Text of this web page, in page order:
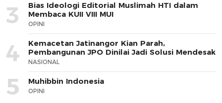
3
Bias Ideologi Editorial Muslimah HTI dalam
Membaca KUII VIII MUI
OPINI
4
Kemacetan Jatinangor Kian Parah,
Pembangunan JPO Dinilai Jadi Solusi Mendesak
NASIONAL
5 Muhibbin Indonesia
OPINI